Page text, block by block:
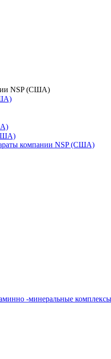
NSP (США)
компании NSP (США)
-минеральные